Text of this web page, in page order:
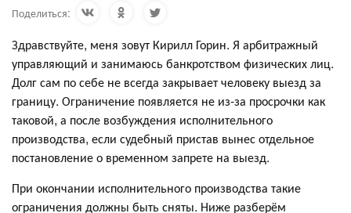
Поделиться:
Здравствуйте, меня зовут Кирилл Горин. Я арбитражный
управляющий и занимаюсь банкротством физических лиц.
Долг сам по себе не всегда закрывает человеку выезд за
границу. Ограничение появляется не из-за просрочки как
таковой, а после возбуждения исполнительного
производства, если судебный пристав вынес отдельное
постановление о временном запрете на выезд.
При окончании исполнительного производства такие
ограничения должны быть сняты. Ниже разберём